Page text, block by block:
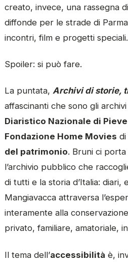
creato, invece, una rassegna
diffonde per le strade di
incontri, film e progetti speciali.
Spoiler: si può fare.
La puntata, Archivi di storie,
affascinanti che sono gli
Diaristico Nazionale di
Fondazione Home Movies di
del patrimonio. Bruni ci
l’archivio pubblico che
di tutti e la storia d’Italia:
Mangiavacca attraversa
interamente alla
privato, familiare, amatoriale,
Il tema dell’accessibilità è,